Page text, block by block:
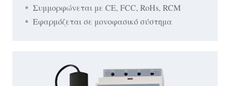
Συμμορφώνεται με CE, FCC, RoHs, RCM
Εφαρμόζεται σε μονοφασικό σύστημα